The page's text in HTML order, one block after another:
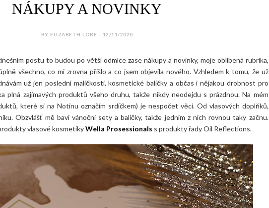
NÁKUPY A NOVINKY
BY ELIZABETH LORE - 12/11/2020
postu to budou po větší odmlce zase nákupy a novinky, moje oblíbená rubrika,
všechno, co mi zrovna přišlo a co jsem objevila nového. Vzhledem k tomu, že už
už jen poslední maličkosti, kosmetické balíčky a občas i nějakou drobnost pro
plná zajímavých produktů všeho druhu, takže nikdy neodejdu s prázdnou. Na mém
které si na Notinu označím srdíčkem) je nespočet věcí. Od vlasových doplňků,
Obzvlášť mě baví vánoční sety a balíčky, takže jedním z nich rovnou taky začnu.
vlasové kosmetikyWella Prosessionals s produkty řady Oil Reflections.